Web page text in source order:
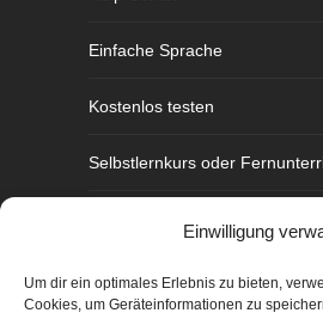
Einwilligung
Um dir ein optimales Erlebnis zu bieten,
Cookies, um Geräteinformationen zu
Einfache Sprache
Kostenlos testen
Selbstlernkurs oder
Fünf Gründe